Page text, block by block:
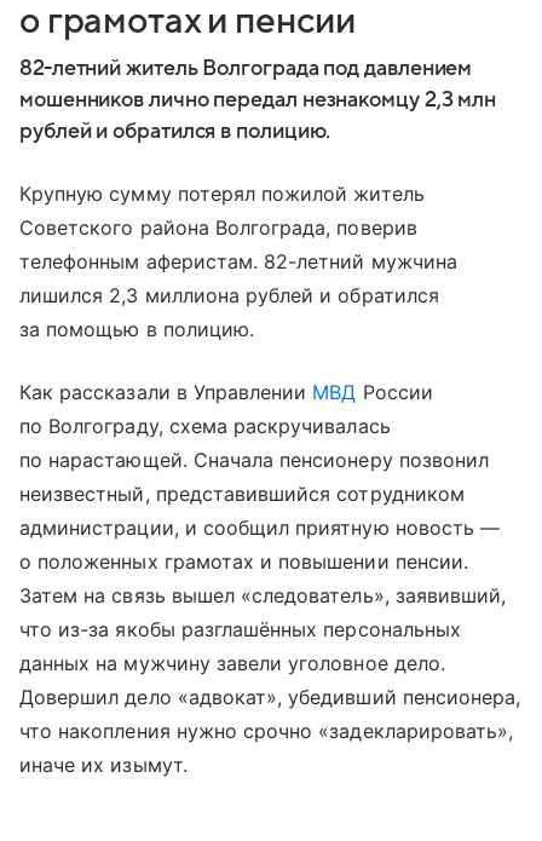
о грамотах и пенсии
82-летний житель Волгограда под давлением
мошенников лично передал незнакомцу 2,3 млн
рублей и обратился в полицию.
Крупную сумму потерял пожилой житель
Советского района Волгограда, поверив
телефонным аферистам. 82-летний мужчина
лишился 2,3 миллиона рублей и обратился
за помощью в полицию.
Как рассказали в Управлении МВД России
по Волгограду, схема раскручивалась
по нарастающей. Сначала пенсионеру позвонил
неизвестный, представившийся сотрудником
администрации, и сообщил приятную новость —
о положенных грамотах и повышении пенсии.
Затем на связь вышел «следователь», заявивший,
что из-за якобы разглашённых персональных
данных на мужчину завели уголовное дело.
Довершил дело «адвокат», убедивший пенсионера,
что накопления нужно срочно «задекларировать»,
иначе их изымут.